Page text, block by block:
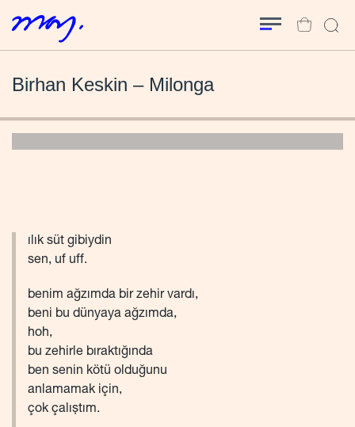
Birhan Keskin – Milonga
ılık süt gibiydin
sen, uf uff.
benim ağzımda bir zehir vardı,
beni bu dünyaya ağzımda,
hoh,
bu zehirle bıraktığında
ben senin kötü olduğunu
anlamamak için,
çok çalıştım.